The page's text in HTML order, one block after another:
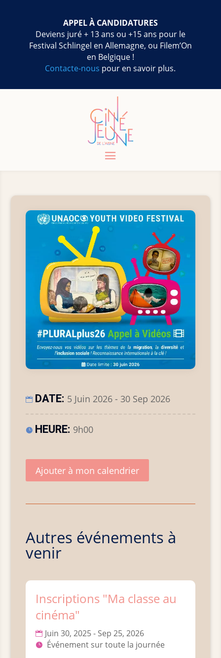
APPEL À CANDIDATURES
Deviens juré + 13 ans ou +15 ans pour le
Festival Schlingel en Allemagne, ou Filem’On
en Belgique !
Contacte-nous pour en savoir plus.
DATE: 5 Juin 2026 - 30 Sep 2026
HEURE: 9h00
Ajouter à mon calendrier
Autres événements à
venir
Inscriptions "Ma classe au
cinéma"
Juin 30, 2025 - Sep 25, 2026
Événement sur toute la journée